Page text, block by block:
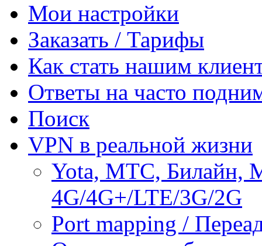
Мои настройки
Заказать / Тарифы
Как стать нашим
Ответы на часто
Поиск
VPN в реальной жизни
Yota, МТС, Билайн,
4G/4G+/LTE/3G/2G
Port mapping /